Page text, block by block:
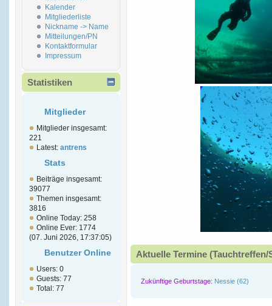
Kalender
Mitgliederliste
Nickname -> Name
Mitteilungen/PN
Kontaktformular
Impressum
Statistiken
Mitglieder
Mitglieder insgesamt:
221
Latest: antrens
Stats
Beiträge insgesamt:
39077
Themen insgesamt:
3816
Online Today: 258
Online Ever: 1774
(07. Juni 2026, 17:37:05)
Benutzer Online
Users: 0
Guests: 77
Total: 77
Aktuelle Termine
Zukünftige Geburtstage: Nessie (62)